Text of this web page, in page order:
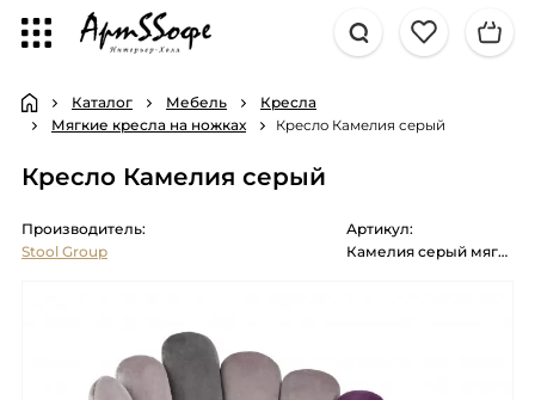
Каталог Мебель
Кресла
Мягкие кресла на ножках
Кресло Камелия серый
Кресло Камелия серый
Производитель:
Stool Group
Артикул:
Камелия серый мягкое обивка велюр